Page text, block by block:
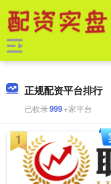
正规配资平台排行
已收录999+家平台